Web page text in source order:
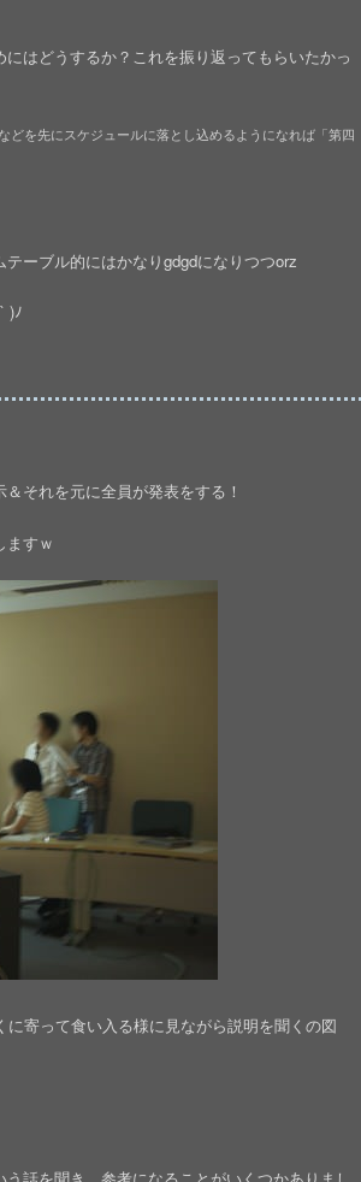
はどうするか？これを振り返ってもらいたかっ
を先にスケジュールに落とし込めるようになれば「第四
ーブル的にはかなりgdgdになりつつorz
)ﾉ
それを元に全員が発表をする！
ますｗ
寄って食い入る様に見ながら説明を聞くの図